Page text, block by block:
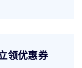
领优惠券